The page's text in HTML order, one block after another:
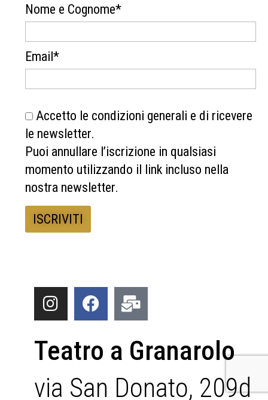
Nome e Cognome*
Email*
Accetto le condizioni generali e di ricevere
le newsletter.
Puoi annullare l’iscrizione in qualsiasi
momento utilizzando il link incluso nella
nostra newsletter.
Teatro a Granarolo
via San Donato, 209d